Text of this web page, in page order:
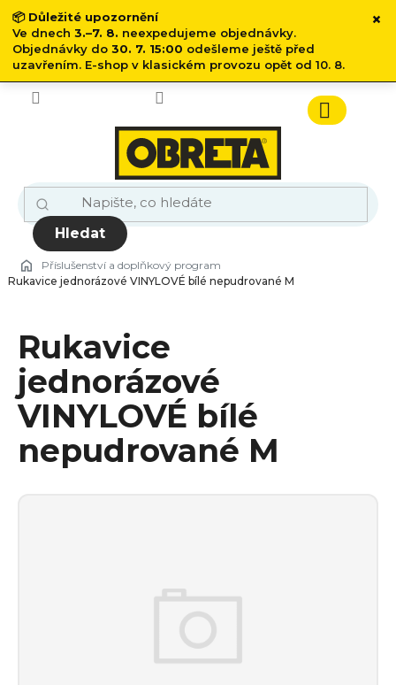
📦 Důležité upozornění
Ve dnech 3.–7. 8. neexpedujeme objednávky.
Objednávky do 30. 7. 15:00 odešleme ještě před
uzavřením. E-shop v klasickém provozu opět od 10. 8.
×
Přejít
obsah
Hledat
Nákupní
košík
Příslušenství a doplňkový program
Rukavice jednorázové VINYLOVÉ bílé nepudrované M
Rukavice
jednorázové
VINYLOVÉ bílé
nepudrované M